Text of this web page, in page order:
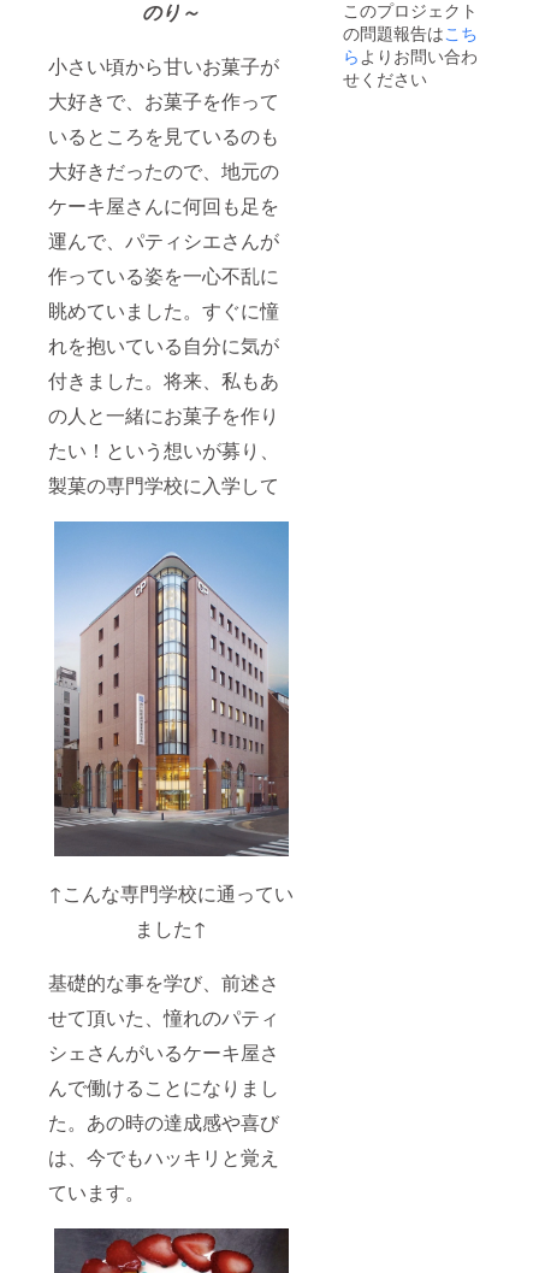
のり～
小さい頃から甘いお菓子が
大好きで、お菓子を作って
いるところを見ているのも
大好きだったので、地元の
ケーキ屋さんに何回も足を
運んで、パティシエさんが
作っている姿を一心不乱に
眺めていました。すぐに憧
れを抱いている自分に気が
付きました。将来、私もあ
の人と一緒にお菓子を作り
たい！という想いが募り、
製菓の専門学校に入学して
↑こんな専門学校に通ってい
ました↑
基礎的な事を学び、前述さ
せて頂いた、憧れのパティ
シェさんがいるケーキ屋さ
んで働けることになりまし
た。あの時の達成感や喜び
は、今でもハッキリと覚え
ています。
『引換
券』で
お渡し
しま
す！ リ
このプロジェクト
の問題報告はこち
ら よりお問い合わ
せください